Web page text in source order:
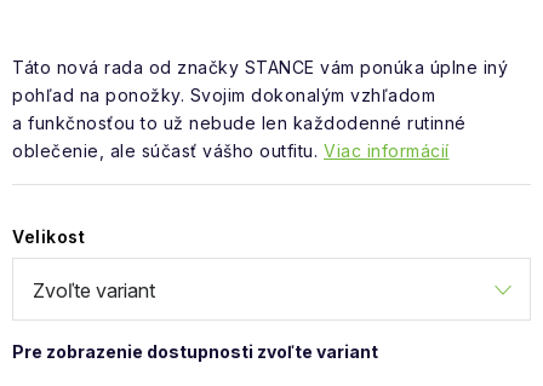
Táto nová rada od značky STANCE vám ponúka úplne iný
pohľad na ponožky. Svojim dokonalým vzhľadom
a funkčnosťou to už nebude len každodenné rutinné
oblečenie, ale súčasť vášho outfitu. Viac informácií
Velikost